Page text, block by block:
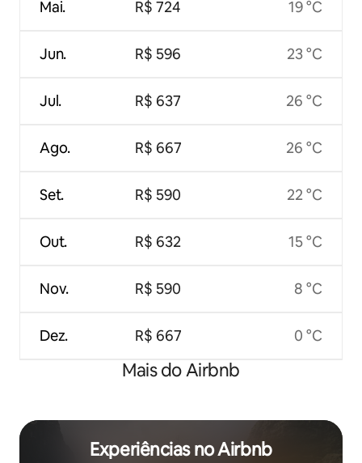
Mai.
Jun.
Jul.
Ago.
Set.
Out.
Nov.
Dez.
R$ 724
R$ 596
R$ 637
R$ 667
R$ 590
R$ 632
R$ 590
R$ 667
19 °C
23 °C
26 °C
26 °C
22 °C
15 °C
8 °C
0 °C
Mais do Airbnb
Experiências no Airbnb